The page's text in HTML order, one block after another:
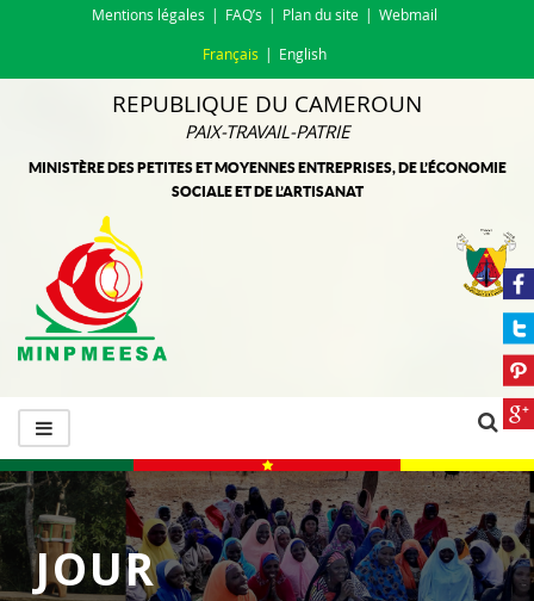
Mentions légales FAQ’s Plan du site Webmail
Français English
REPUBLIQUE DU CAMEROUN
PAIX-TRAVAIL-PATRIE
MINISTÈRE DES PETITES ET MOYENNES ENTREPRISES, DE L’ÉCONOMIE
SOCIALE ET DE L’ARTISANAT
JOUR